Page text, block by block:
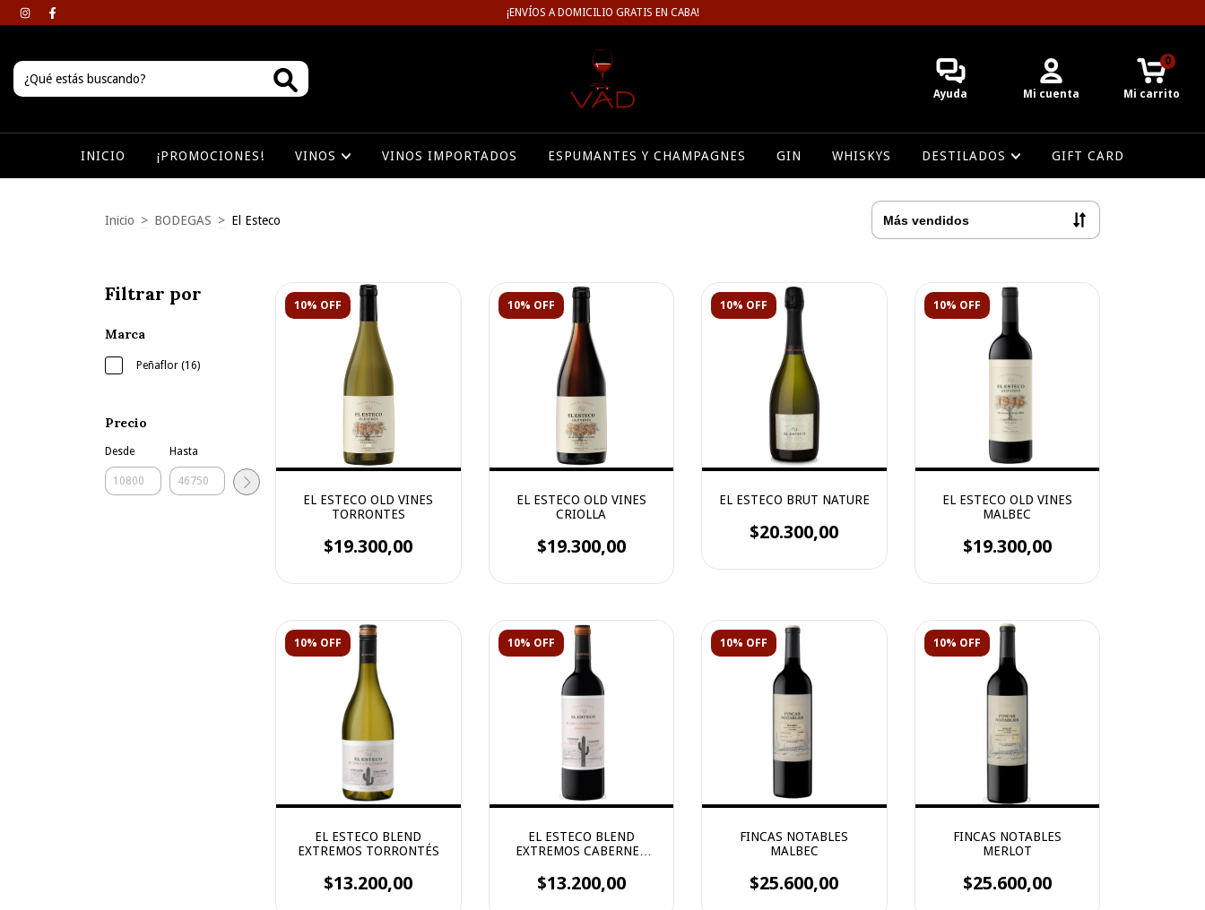
¡ENVÍOS A DOMICILIO GRATIS EN CABA!
Ayuda Mi cuenta Mi carrito
0
INICIO ¡PROMOCIONES! VINOS VINOS IMPORTADOS ESPUMANTES Y CHAMPAGNES GIN WHISKYS DESTILADOS GIFT CARD
Inicio > BODEGAS > El Esteco
Filtrar por
Marca
Peñaflor (16)
Precio
Desde Hasta
10% OFF
EL ESTECO OLD VINES
TORRONTES
$19.300,00
10% OFF
EL ESTECO OLD VINES
CRIOLLA
$19.300,00
10% OFF
EL ESTECO BRUT NATURE
$20.300,00
10% OFF
EL ESTECO OLD VINES
MALBEC
$19.300,00
10% OFF
EL ESTECO BLEND
EXTREMOS TORRONTÉS
$13.200,00
10% OFF
EL ESTECO BLEND
EXTREMOS CABERNET
$13.200,00
10% OFF
FINCAS NOTABLES
MALBEC
$25.600,00
10% OFF
FINCAS NOTABLES
MERLOT
$25.600,00